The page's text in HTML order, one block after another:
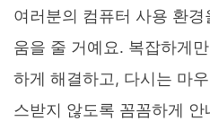
여러분의 컴퓨터 사용 환
움을 줄 거예요. 복잡하게
하게 해결하고, 다시는 마
스받지 않도록 꼼꼼하게 안